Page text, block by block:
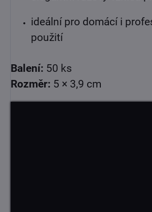
ideální pro domácí i
použití
Balení: 50 ks
Rozměr: 5 × 3,9 cm